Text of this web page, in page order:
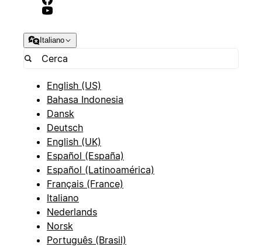
Italiano
English (US)
Bahasa Indonesia
Dansk
Deutsch
English (UK)
Español (España)
Español (Latinoamérica)
Français (France)
Italiano
Nederlands
Norsk
Português (Brasil)